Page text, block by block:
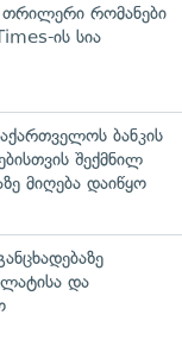
თრილერი რომანები
ის სია
ბანკის
შექმნილ
მიღება დაიწყო
და